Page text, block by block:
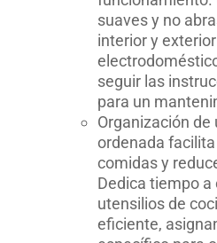
suaves y no
interior y
seguir las
para un
Organización de
ordenada
comidas y
Dedica tiempo
utensilios de
eficiente,